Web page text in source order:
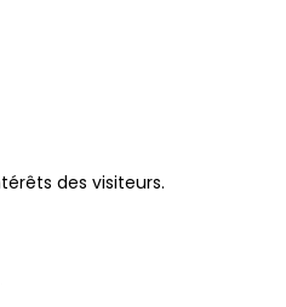
des visiteurs.